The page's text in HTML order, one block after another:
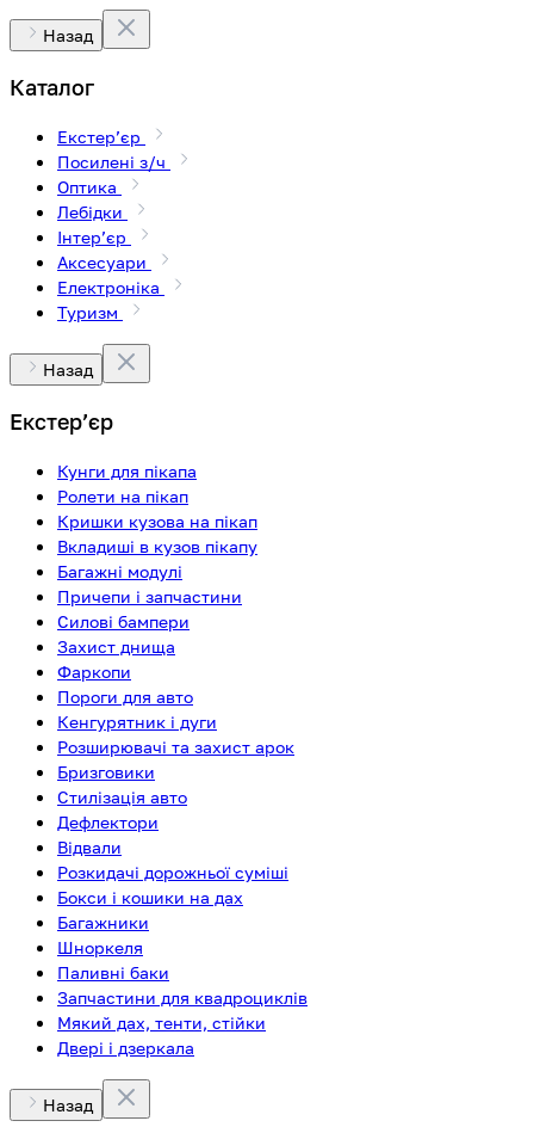
Назад
Каталог
Екстерʼєр
Посилені з/ч
Оптика
Лебідки
Інтерʼєр
Аксесуари
Електроніка
Туризм
Назад
Екстерʼєр
Кунги для пікапа
Ролети на пікап
Кришки кузова на пікап
Вкладиші в кузов пікапу
Багажні модулі
Причепи і запчастини
Силові бампери
Захист днища
Фаркопи
Пороги для авто
Кенгурятник і дуги
Розширювачі та захист арок
Бризговики
Стилізація авто
Дефлектори
Відвали
Розкидачі дорожньої суміші
Бокси і кошики на дах
Багажники
Шноркеля
Паливні баки
Запчастини для квадроциклів
Мякий дах, тенти, стійки
Двері і дзеркала
Назад